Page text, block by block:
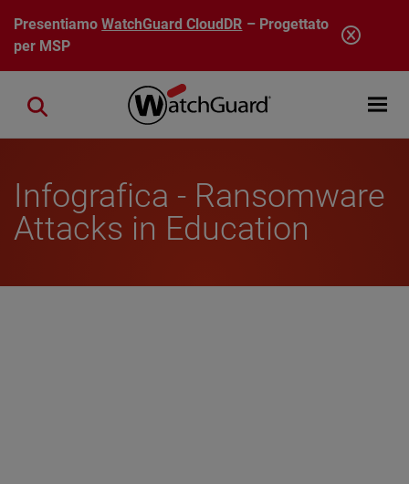
Salta al contenuto principale
PresentiamoWatchGuard CloudDR – Progettato
per MSP
Open
Close search
Infografica - Ransomware
Attacks in Education